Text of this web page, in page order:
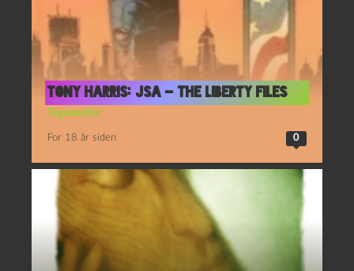
Tony Harris: JSA – The Liberty Files
Tegneserier
For 18 år siden 0